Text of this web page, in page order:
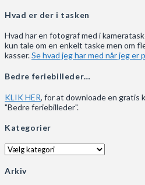
Hvad er der i tasken
Hvad har en fotograf med i
kun tale om en enkelt taske men om
kasser.Se hvad jeg har med når jeg er
Bedre feriebilleder…
KLIK HER, for at downloade en gratis
"Bedre feriebilleder".
Kategorier
Kategorier
Arkiv